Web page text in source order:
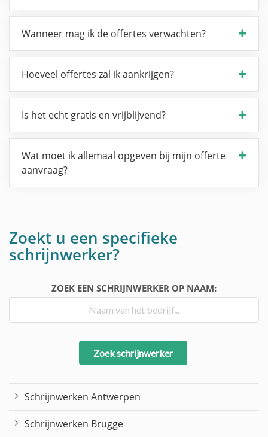
Wanneer mag ik de offertes verwachten?
Hoeveel offertes zal ik aankrijgen?
Is het echt gratis en vrijblijvend?
Wat moet ik allemaal opgeven bij mijn offerte
aanvraag?
Zoekt u een specifieke
schrijnwerker?
ZOEK EEN SCHRIJNWERKER OP NAAM:
Zoek schrijnwerker
Schrijnwerken Antwerpen
Schrijnwerken Brugge